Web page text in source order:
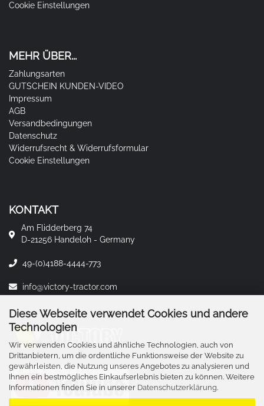
Diese Webseite verwendet Cookies und andere
Technologien
Wir verwenden Cookies und ähnliche Technologien, auch von
Drittanbietern, um die ordentliche Funktionsweise der Website zu
gewährleisten, die Nutzung unseres Angebotes zu analysieren und
Ihnen ein bestmögliches Einkaufserlebnis bieten zu können. Weitere
Informationen finden Sie in unserer Datenschutzerklärung.
Cookie Einstellungen
MEHR ÜBER...
Zahlungsarten
GUTSCHEIN KUNDEN-VIDEO
Impressum
AGB
Versandbedingungen
Datenschutz
Widerrufsrecht & Widerrufsformular
Cookie Einstellungen
KONTAKT
Am Flidderberg 74
D-21256 Handeloh - Germany
49-(0)4188-4444-773
info@victory-tractor.com